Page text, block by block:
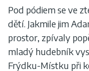
​Pod pódiem se ve
dětí. Jakmile jim
prostor, zpívaly
mladý hudebník
Frýdku-Místku při